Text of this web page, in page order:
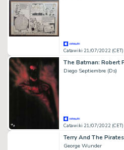
Catawiki 21/07/2022 (CET)
Diego Septiembre (Ds)
Catawiki 21/07/2022 (CET)
George Wunder